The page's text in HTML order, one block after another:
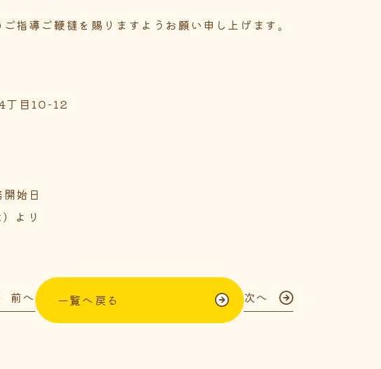
指導ご鞭撻を賜りますようお願い申し上げます。
丁目10-12
始日
より
前へ 一覧へ戻る 次へ